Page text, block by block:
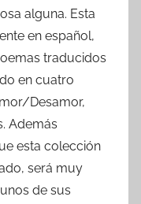
alguna. Esta
en español,
traducidos
en cuatro
Desamor,
Además
esta colección
será muy
de sus